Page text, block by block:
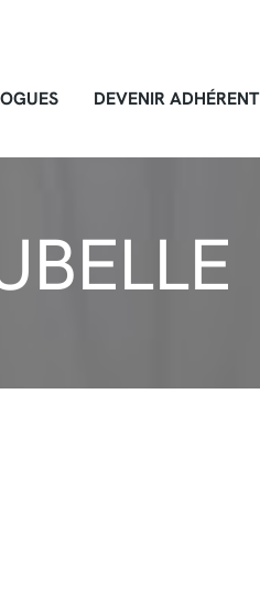
DEVENIR ADHÉRENT